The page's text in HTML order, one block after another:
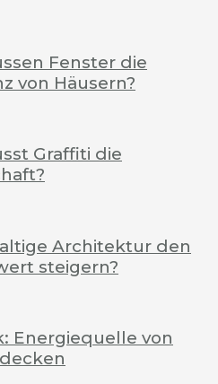
Fenster die
von Häusern?
Graffiti die
Architektur den
steigern?
Energiequelle von